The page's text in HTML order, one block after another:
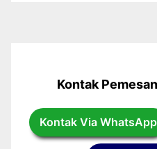
Kontak
Kontak Via WhatsApp